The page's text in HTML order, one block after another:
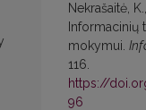
Nekrašaitė,
Informacinių
mokymui.
116.
https://
96